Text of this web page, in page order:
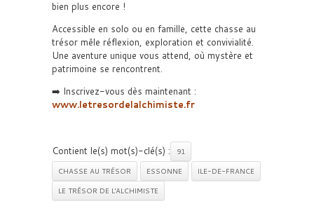
bien plus encore !
Accessible en solo ou en famille, cette chasse au
trésor mêle réflexion, exploration et convivialité.
Une aventure unique vous attend, où mystère et
patrimoine se rencontrent.
➡️ Inscrivez-vous dès maintenant :
www.letresordelalchimiste.fr
Contient le(s) mot(s)-clé(s) :
91
CHASSE AU TRÉSOR
ESSONNE
ILE-DE-FRANCE
LE TRÉSOR DE L'ALCHIMISTE